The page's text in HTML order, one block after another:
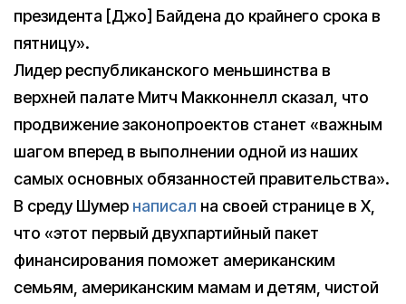
президента [Джо] Байдена до крайнего срока в
пятницу».
Лидер республиканского меньшинства в
верхней палате Митч Макконнелл сказал, что
продвижение законопроектов станет «важным
шагом вперед в выполнении одной из наших
самых основных обязанностей правительства».
В среду Шумер написал на своей странице в X,
что «этот первый двухпартийный пакет
финансирования поможет американским
семьям, американским мамам и детям, чистой